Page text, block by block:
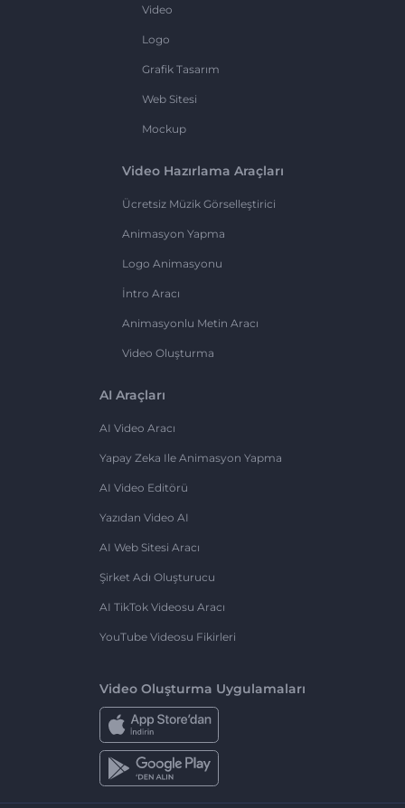
Video
Logo
Grafik Tasarım
Web Sitesi
Mockup
Video Hazırlama Araçları
Ücretsiz Müzik Görselleştirici
Animasyon Yapma
Logo Animasyonu
İntro Aracı
Animasyonlu Metin Aracı
Video Oluşturma
AI Araçları
AI Video Aracı
Yapay Zeka Ile Animasyon Yapma
AI Video Editörü
Yazıdan Video AI
AI Web Sitesi Aracı
Şirket Adı Oluşturucu
AI TikTok Videosu Aracı
YouTube Videosu Fikirleri
Video Oluşturma Uygulamaları